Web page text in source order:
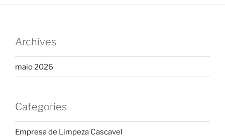
Archives
maio 2026
Categories
Empresa de Limpeza Cascavel